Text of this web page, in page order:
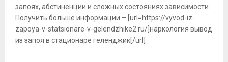
запоях, абстиненции и сложных состояниях зависимости.
Получить больше информации – [url=https://vyvod-iz-
zapoya-v-statsionare-v-gelendzhike2.ru/]наркология вывод
из запоя в стационаре геленджик[/url]